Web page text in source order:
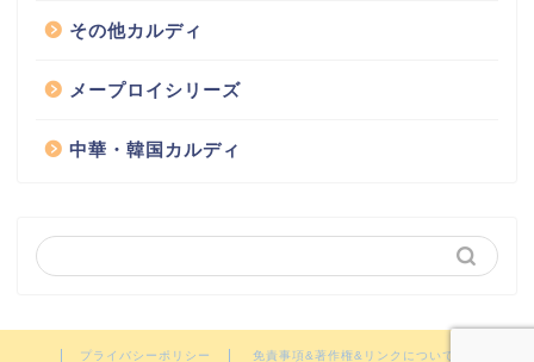
その他カルディ
メープロイシリーズ
中華・韓国カルディ
プライバシーポリシー 免責事項&著作権&リンクについて